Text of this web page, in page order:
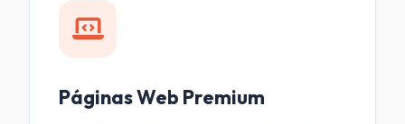
Páginas Web Premium